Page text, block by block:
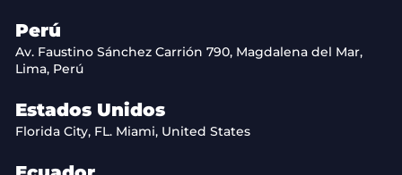
Perú
Av. Faustino Sánchez Carrión 790, Magdalena del Mar,
Lima, Perú
Estados Unidos
Florida City, FL. Miami, United States